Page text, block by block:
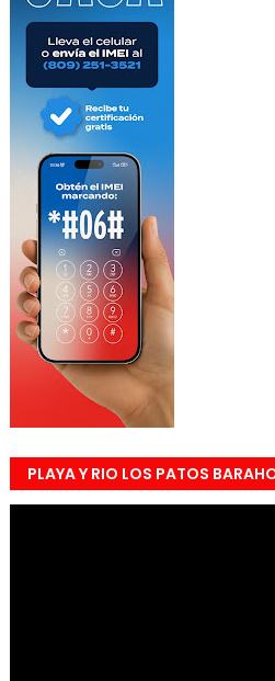
PLAYA Y RIO LOS PATOS